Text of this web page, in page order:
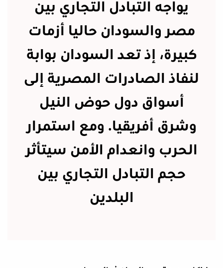
يواجه التبادل التجاري بين
مصر والسودان حاليا أزمات
كبيرة، إذ تعد السودان بوابة
لنفاذ الصادرات المصرية إلى
أسواق دول حوض النيل
وشرق أفريقيا. ومع استمرار
الحرب وانعدام الأمن سيتأثر
حجم التبادل التجاري بين
البلدين